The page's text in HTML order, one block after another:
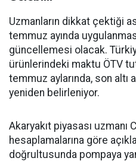
Uzmanların dikkat çektiği
temmuz ayında
güncellemesi olacak.
ürünlerindeki maktu ÖTV
temmuz aylarında, son altı
yeniden belirleniyor.
Akaryakıt piyasası uzmanı
hesaplamalarına göre
doğrultusunda pompaya